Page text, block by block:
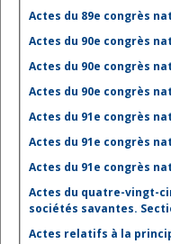
Actes du 89e congrès
Actes du 90e congrès
Actes du 90e congrès
Actes du 90e congrès
Actes du 91e congrès
Actes du 91e congrès
Actes du 91e congrès
Actes du quatre-vingt-
sociétés savantes.
Actes relatifs à la